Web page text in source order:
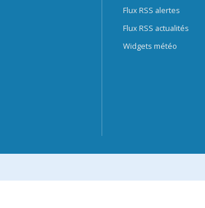
Flux RSS alertes
Flux RSS actualités
Widgets météo